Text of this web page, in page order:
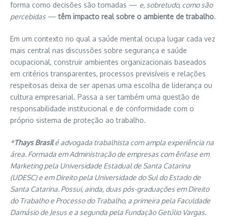
forma como decisões são tomadas — e, sobretudo, como são
percebidas —têm impacto real sobre o ambiente de trabalho.
Em um contexto no qual a saúde mental ocupa lugar cada vez
mais central nas discussões sobre segurança e saúde
ocupacional, construir ambientes organizacionais baseados
em critérios transparentes, processos previsíveis e relações
respeitosas deixa de ser apenas uma escolha de liderança ou
cultura empresarial. Passa a ser também uma questão de
responsabilidade institucional e de conformidade com o
próprio sistema de proteção ao trabalho.
*Thays Brasilé advogada trabalhista com ampla experiência na
área. Formada em Administração de empresas com ênfase em
Marketing pela Universidade Estadual de Santa Catarina
(UDESC) e em Direito pela Universidade do Sul do Estado de
Santa Catarina. Possui, ainda, duas pós-graduações em Direito
do Trabalho e Processo do Trabalho, a primeira pela Faculdade
Damásio de Jesus e a segunda pela Fundação Getúlio Vargas.